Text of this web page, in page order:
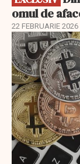
omul de
22 FEBRUARIE 2026